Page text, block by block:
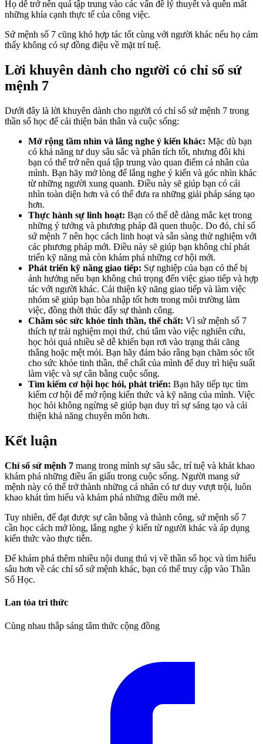
Họ dễ trở nên quá tập trung vào các vấn đề lý thuyết và quên mất
những khía cạnh thực tế của công việc.
Sứ mệnh số 7 cũng khó hợp tác tốt cùng với người khác nếu họ cảm
thấy không có sự đồng điệu về mặt trí tuệ.
Lời khuyên dành cho người có chỉ số sứ
mệnh 7
Dưới đây là lời khuyên dành cho người có chỉ số sứ mệnh 7 trong
thần số học để cải thiện bản thân và cuộc sống:
Mở rộng tầm nhìn và lắng nghe ý kiến khác: Mặc dù bạn
có khả năng tư duy sâu sắc và phân tích tốt, nhưng đôi khi
bạn có thể trở nên quá tập trung vào quan điểm cá nhân của
mình. Bạn hãy mở lòng để lắng nghe ý kiến và góc nhìn khác
từ những người xung quanh. Điều này sẽ giúp bạn có cái
nhìn toàn diện hơn và có thể đưa ra những giải pháp sáng tạo
hơn.
Thực hành sự linh hoạt: Bạn có thể dễ dàng mắc kẹt trong
những ý tưởng và phương pháp đã quen thuộc. Do đó, chỉ số
sứ mệnh 7 nên học cách linh hoạt và sẵn sàng thử nghiệm với
các phương pháp mới. Điều này sẽ giúp bạn không chỉ phát
triển kỹ năng mà còn khám phá những cơ hội mới.
Phát triển kỹ năng giao tiếp: Sự nghiệp của bạn có thể bị
ảnh hưởng nếu bạn không chú trọng đến việc giao tiếp và hợp
tác với người khác. Cải thiện kỹ năng giao tiếp và làm việc
nhóm sẽ giúp bạn hòa nhập tốt hơn trong môi trường làm
việc, đồng thời thúc đẩy sự thành công.
Chăm sóc sức khỏe tinh thần, thể chất: Vì sứ mệnh số 7
thích tự trải nghiệm mọi thứ, chú tâm vào việc nghiên cứu,
học hỏi quá nhiều sẽ dễ khiến bạn rơi vào trạng thái căng
thẳng hoặc mệt mỏi. Bạn hãy đảm bảo rằng bạn chăm sóc tốt
cho sức khỏe tinh thần, thể chất của mình để duy trì hiệu suất
làm việc và sự cân bằng cuộc sống.
Tìm kiếm cơ hội học hỏi, phát triển: Bạn hãy tiếp tục tìm
kiếm cơ hội để mở rộng kiến thức và kỹ năng của mình. Việc
học hỏi không ngừng sẽ giúp bạn duy trì sự sáng tạo và cải
thiện khả năng chuyên môn hơn.
Kết luận
Chỉ số sứ mệnh 7 mang trong mình sự sâu sắc, trí tuệ và khát khao
khám phá những điều ẩn giấu trong cuộc sống. Người mang sứ
mệnh này có thể trở thành những cá nhân có tư duy vượt trội, luôn
khao khát tìm hiểu và khám phá những điều mới mẻ.
Tuy nhiên, để đạt được sự cân bằng và thành công, sứ mệnh số 7
cần học cách mở lòng, lắng nghe ý kiến từ người khác và áp dụng
kiến thức vào thực tiễn.
Để khám phá thêm nhiều nội dung thú vị về thần số học và tìm hiểu
sâu hơn về các chỉ số sứ mệnh khác, bạn có thể truy cập vào Thần
Số Học.
Lan tỏa tri thức
Cùng nhau thắp sáng tâm thức cộng đồng